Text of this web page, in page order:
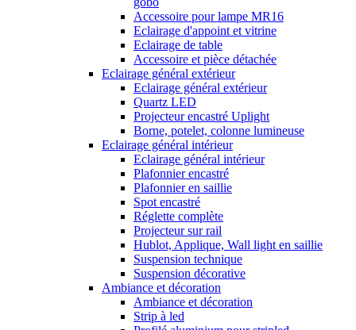
Accessoire pour lampe MR16
Eclairage d'appoint et vitrine
Eclairage de table
Accessoire et pièce détachée
Eclairage général extérieur
Eclairage général extérieur
Quartz LED
Projecteur encastré Uplight
Borne, potelet, colonne lumineuse
Eclairage général intérieur
Eclairage général intérieur
Plafonnier encastré
Plafonnier en saillie
Spot encastré
Réglette complète
Projecteur sur rail
Hublot, Applique, Wall light en saillie
Suspension technique
Suspension décorative
Ambiance et décoration
Ambiance et décoration
Strip à led